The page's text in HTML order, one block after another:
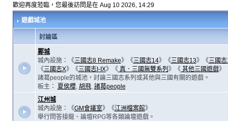
歡迎再度蒞臨，您最後訪問是在 Aug 10 2026, 14:29
遊戲城池
討論區
鄴城
城內設施：《三國志8 Remake》《三國志14》《三國志13》《三國
《三國志X》《三國志I-IX》《真．三國無雙系列 》《其他三國遊戲》
諸葛people的城池，討論三國志系列或其他與三國有關的遊戲。
板主：
夏侯櫻, 胡飛, 諸葛people
江州城
城內設施：《GM會議室》《江洲檔案館》
舉行問答接龍、論壇RPG等各類論壇遊戲。